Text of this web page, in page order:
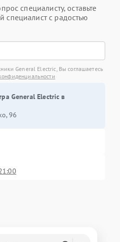
специалисту, оставьте
с радостью
General Electric, Вы соглашаетесь
General Electric в
96